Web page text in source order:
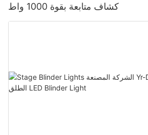
كشاف متابعة بقوة 1000 واط